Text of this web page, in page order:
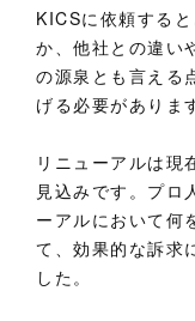
KICSに依頼する
か、他社との違い
の源泉とも言える
げる必要がありま
リニューアルは現
見込みです。プロ
ーアルにおいて何
て、効果的な訴求
した。